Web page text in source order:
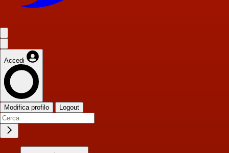
Accedi
Modifica profilo Logout